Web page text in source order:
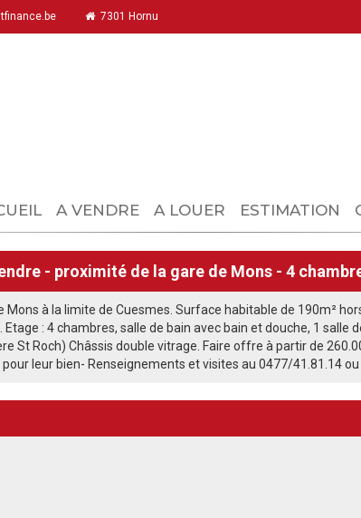
7301 Hornu
A VENDRE A LOUER ESTIMATION
- proximité de la gare de Mons - 4
à la limite de Cuesmes. Surface habitable de 190m²
: 4 chambres, salle de bain avec bain et douche, 1 salle
St Roch) Châssis double vitrage. Faire offre à partir de
leur bien- Renseignements et visites au 0477/41.81.14